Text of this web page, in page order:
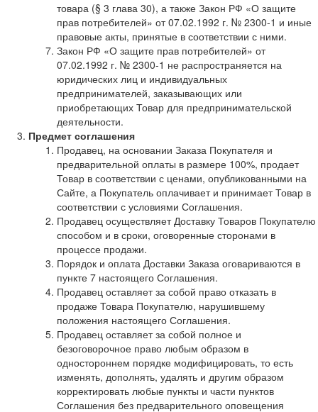
товара (§ 3 глава 30), а также Закон РФ «О защите
прав потребителей» от 07.02.1992 г. № 2300-1 и иные
правовые акты, принятые в соответствии с ними.
Закон РФ «О защите прав потребителей» от
07.02.1992 г. № 2300-1 не распространяется на
юридических лиц и индивидуальных
предпринимателей, заказывающих или
приобретающих Товар для предпринимательской
деятельности.
Предмет соглашения
Продавец, на основании Заказа Покупателя и
предварительной оплаты в размере 100%, продает
Товар в соответствии с ценами, опубликованными на
Сайте, а Покупатель оплачивает и принимает Товар в
соответствии с условиями Соглашения.
Продавец осуществляет Доставку Товаров Покупателю
способом и в сроки, оговоренные сторонами в
процессе продажи.
Порядок и оплата Доставки Заказа оговариваются в
пункте 7 настоящего Соглашения.
Продавец оставляет за собой право отказать в
продаже Товара Покупателю, нарушившему
положения настоящего Соглашения.
Продавец оставляет за собой полное и
безоговорочное право любым образом в
одностороннем порядке модифицировать, то есть
изменять, дополнять, удалять и другим образом
корректировать любые пункты и части пунктов
Соглашения без предварительного оповещения